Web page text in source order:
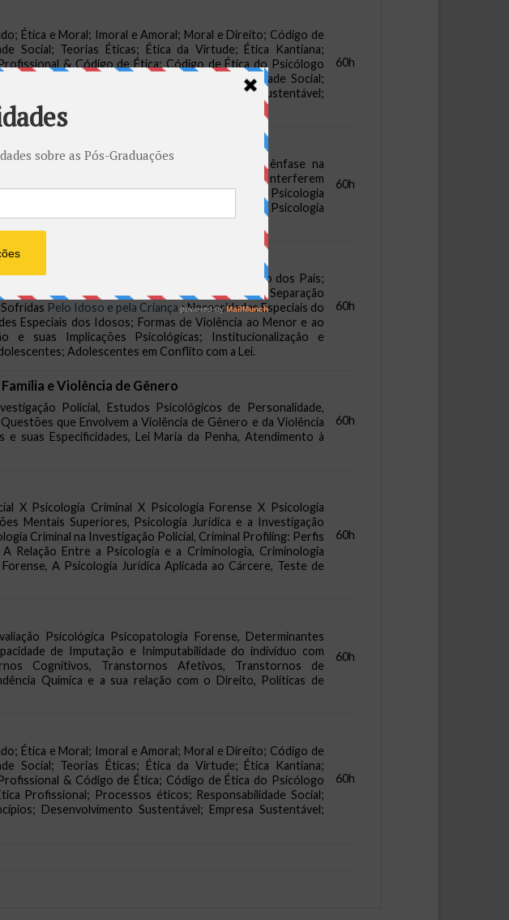
Ética e Moral; Imoral e Amoral; Moral e Direito; Código de
Social; Teorias Éticas; Ética da Virtude; Ética Kantiana;
& Código de Ética; Código de Ética do Psicólogo
Profissional; Processos éticos; Responsabilidade Social;
Desenvolvimento Sustentável; Empresa Sustentável;
60h
da Personalidade Ênfase na Psicodinâmica; ênfase na
Aprendizagem psicologia e Direito; Fatores Que Interferem
; Psicologia Jurídica e Ética Conceituação de Psicologia
Área da Infância, Juventude e Idoso ética na Psicologia
60h
Para a Criança na Adoção e na Separação dos Pais;
da Adoção; Risco e Proteção; Implicações da Separação
Pelo Idoso e pela Criança; Necessidades Especiais do
Especiais dos Idosos; Formas de Violência ao Menor e ao
suas Implicações Psicológicas; Institucionalização e
Adolescentes em Conflito com a Lei.
60h
e Violência de Gênero
Policial, Estudos Psicológicos de Personalidade,
que Envolvem a Violência de Gênero e da Violência
suas Especificidades, Lei Maria da Penha, Atendimento à
60h
X Psicologia Criminal X Psicologia Forense X Psicologia
Mentais Superiores, Psicologia Jurídica e a Investigação
Criminal na Investigação Policial, Criminal Profiling: Perfis
Relação Entre a Psicologia e a Criminologia, Criminologia
A Psicologia Jurídica Aplicada ao Cárcere, Teste de
60h
Psicológica Psicopatologia Forense, Determinantes
de Imputação e Inimputabilidade do indivíduo com
Cognitivos, Transtornos Afetivos, Transtornos de
Química e a sua relação com o Direito, Políticas de
60h
Ética e Moral; Imoral e Amoral; Moral e Direito; Código de
Social; Teorias Éticas; Ética da Virtude; Ética Kantiana;
& Código de Ética; Código de Ética do Psicólogo
Profissional; Processos éticos; Responsabilidade Social;
Desenvolvimento Sustentável; Empresa Sustentável;
60h